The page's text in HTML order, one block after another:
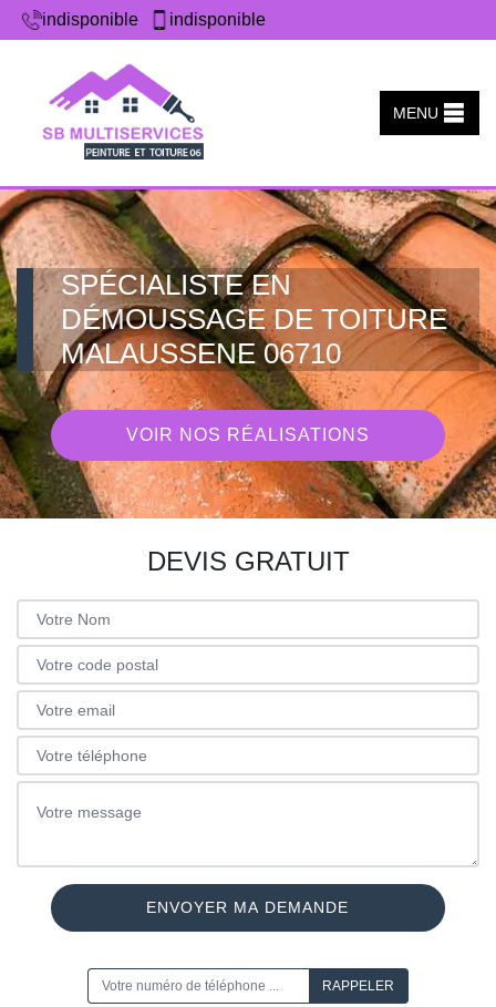
indisponible indisponible
MENU
SPÉCIALISTE EN
DÉMOUSSAGE DE TOITURE
MALAUSSENE 06710
VOIR NOS RÉALISATIONS
DEVIS GRATUIT